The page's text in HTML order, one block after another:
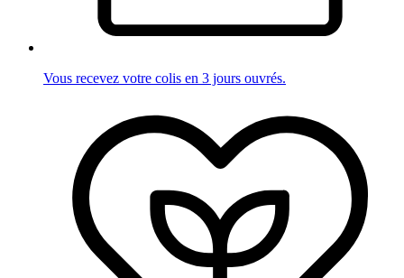
Vous recevez votre colis en 3 jours ouvrés.